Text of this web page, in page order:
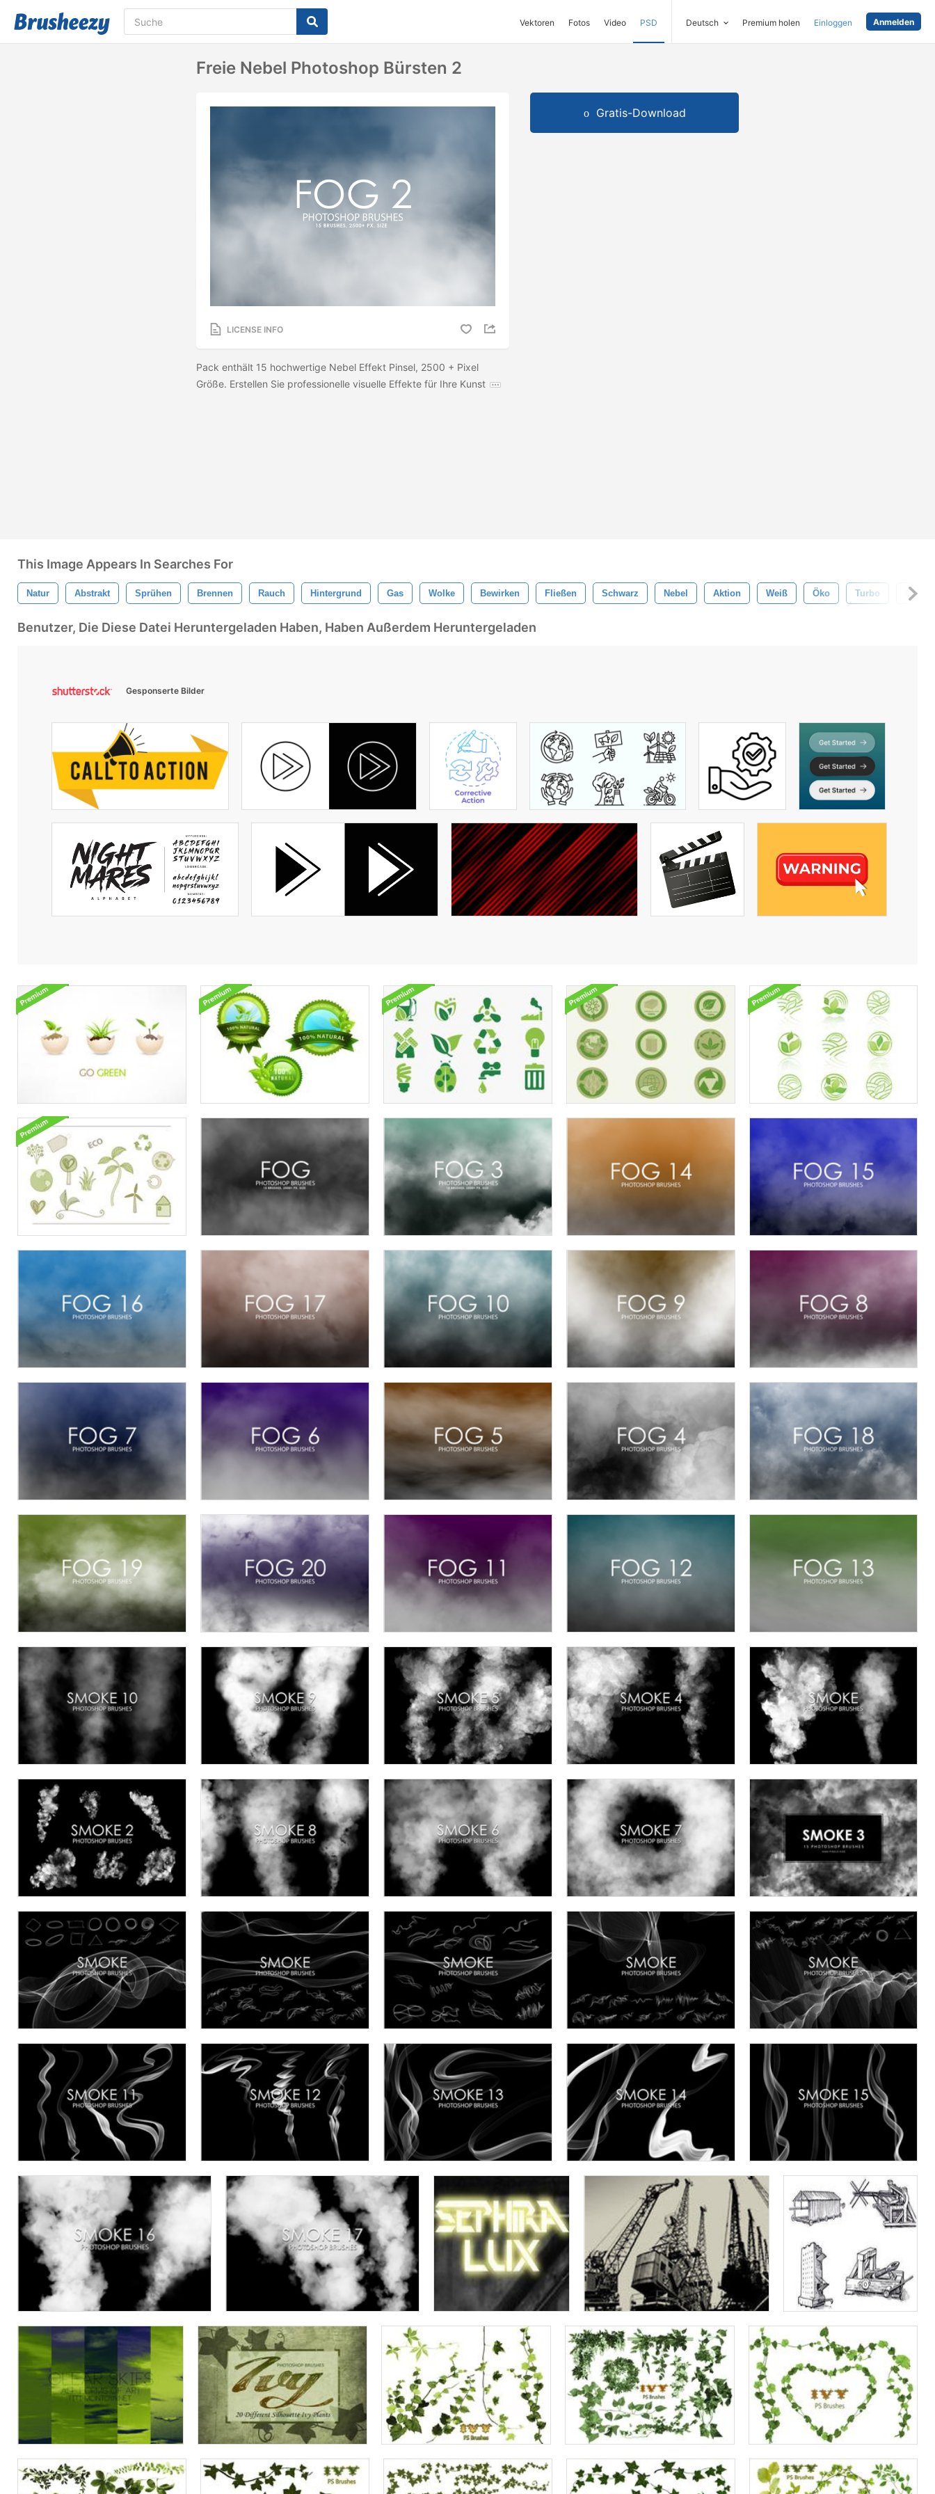
Vektoren Fotos Video PSD Deutsch Premium holen Einloggen Anmelden
Freie Nebel Photoshop Bürsten 2
LICENSE INFO
Pack enthält 15 hochwertige Nebel Effekt Pinsel, 2500 + Pixel
Größe. Erstellen Sie professionelle visuelle Effekte für Ihre Kunst
Gratis-Download
This Image Appears In Searches For
Natur Abstrakt Sprühen Brennen Rauch Hintergrund Gas Wolke Bewirken Fließen Schwarz Nebel Aktion Weiß Öko Turbo Grau
Benutzer, Die Diese Datei Heruntergeladen Haben, Haben Außerdem Heruntergeladen
Gesponserte Bilder